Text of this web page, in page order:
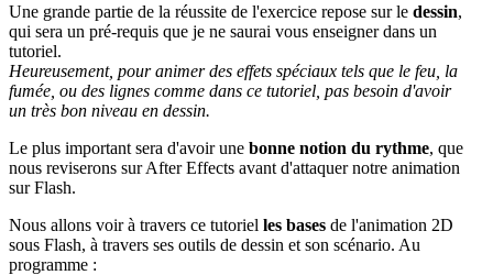
Une grande partie de la réussite de l'exercice repose sur le dessin,
qui sera un pré-requis que je ne saurai vous enseigner dans un
tutoriel.
Heureusement, pour animer des effets spéciaux tels que le feu, la
fumée, ou des lignes comme dans ce tutoriel, pas besoin d'avoir
un très bon niveau en dessin.
Le plus important sera d'avoir une bonne notion du rythme, que
nous reviserons sur After Effects avant d'attaquer notre animation
sur Flash.
Nous allons voir à travers ce tutoriel les bases de l'animation 2D
sous Flash, à travers ses outils de dessin et son scénario. Au
programme :